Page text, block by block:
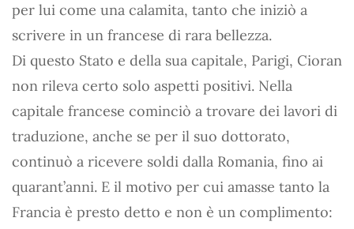
per lui come una calamita, tanto che iniziò a
scrivere in un francese di rara bellezza.
Di questo Stato e della sua capitale, Parigi, Cioran
non rileva certo solo aspetti positivi. Nella
capitale francese cominciò a trovare dei lavori di
traduzione, anche se per il suo dottorato,
continuò a ricevere soldi dalla Romania, fino ai
quarant’anni. E il motivo per cui amasse tanto la
Francia è presto detto e non è un complimento: